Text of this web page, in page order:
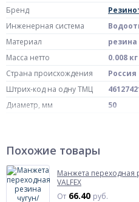
Бренд
Инженерная система
Материал
резина
Масса нетто
0.008 кг
Страна происхождения
Россия
Штрих-код на одну ТМЦ
Диаметр, мм
50
Похожие товары
Манжета переходная
VALFEX
От 66.40 руб.